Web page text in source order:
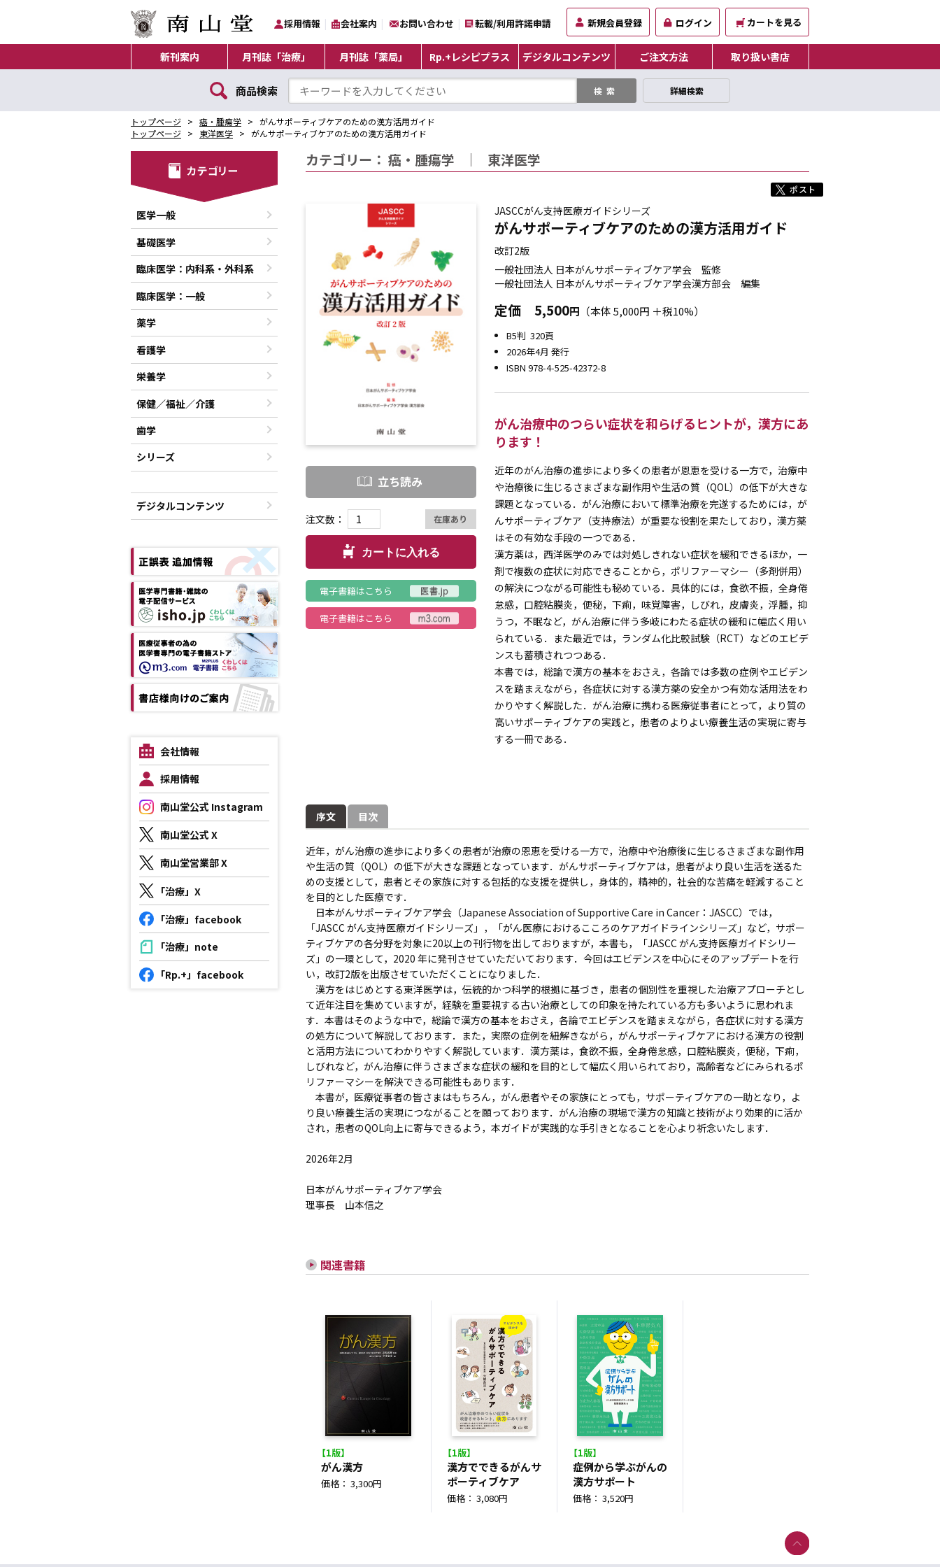
採用情報 会社案内 お問い合わせ 転載/利用許諾申請 新規会員登録 ログイン カートを見る
新刊案内 月刊誌「治療」 月刊誌「薬局」 Rp.+レシピプラス デジタルコンテンツ ご注文方法 取り扱い書店
商品検索 詳細検索
トップページ 癌・腫瘍学
がんサポーティブケアのための漢方活用ガイド
トップページ
東洋医学 がんサポーティブケアのための漢方活用ガイド
医学一般
基礎医学
臨床医学：内科系・外科系
臨床医学：一般
薬学
看護学
栄養学
保健／福祉／介護
歯学
シリーズ
デジタルコンテンツ
会社情報
採用情報
南山堂公式 Instagram
南山堂公式 X
南山堂営業部 X
「治療」X
「治療」facebook
「治療」note
「Rp.+」facebook
カテゴリー： 癌・腫瘍学 ｜ 東洋医学
立ち読み
注文数： 在庫あり
カートに入れる
電子書籍はこちら
電子書籍はこちら
JASCCがん支持医療ガイドシリーズ
がんサポーティブケアのための漢方活用ガイド
改訂2版
一般社団法人 日本がんサポーティブケア学会 監修
一般社団法人 日本がんサポーティブケア学会漢方部会 編集
定価 5,500円 （本体 5,000円 ＋税10%）
B5判 320頁
2026年4月 発行
ISBN 978-4-525-42372-8
がん治療中のつらい症状を和らげるヒントが，漢方にあ
ります！
近年のがん治療の進歩により多くの患者が恩恵を受ける一方で，治療中
や治療後に生じるさまざまな副作用や生活の質（QOL）の低下が大きな
課題となっている．がん治療において標準治療を完遂するためには，が
んサポーティブケア（支持療法）が重要な役割を果たしており，漢方薬
はその有効な手段の一つである．
漢方薬は，西洋医学のみでは対処しきれない症状を緩和できるほか，一
剤で複数の症状に対応できることから，ポリファーマシー（多剤併用）
の解決につながる可能性も秘めている．具体的には，食欲不振，全身倦
怠感，口腔粘膜炎，便秘，下痢，味覚障害，しびれ，皮膚炎，浮腫，抑
うつ，不眠など，がん治療に伴う多岐にわたる症状の緩和に幅広く用い
られている．また最近では，ランダム化比較試験（RCT）などのエビデ
ンスも蓄積されつつある．
本書では，総論で漢方の基本をおさえ，各論では多数の症例やエビデン
スを踏まえながら，各症状に対する漢方薬の安全かつ有効な活用法をわ
かりやすく解説した．がん治療に携わる医療従事者にとって，より質の
高いサポーティブケアの実践と，患者のよりよい療養生活の実現に寄与
する一冊である．
序文 目次
近年，がん治療の進歩により多くの患者が治療の恩恵を受ける一方で，治療中や治療後に生じるさまざまな副作用
や生活の質（QOL）の低下が大きな課題となっています．がんサポーティブケアは，患者がより良い生活を送るた
めの支援として，患者とその家族に対する包括的な支援を提供し，身体的，精神的，社会的な苦痛を軽減すること
を目的とした医療です．
日本がんサポーティブケア学会（Japanese Association of Supportive Care in Cancer：JASCC）では，
「JASCC がん支持医療ガイドシリーズ」，「がん医療におけるこころのケアガイドラインシリーズ」など，サポー
ティブケアの各分野を対象に20以上の刊行物を出しておりますが，本書も，「JASCC がん支持医療ガイドシリー
ズ」の一環として，2020 年に発刊させていただいております．今回はエビデンスを中心にそのアップデートを行
い，改訂2版を出版させていただくことになりました．
漢方をはじめとする東洋医学は，伝統的かつ科学的根拠に基づき，患者の個別性を重視した治療アプローチとし
て近年注目を集めていますが，経験を重要視する古い治療としての印象を持たれている方も多いように思われま
す．本書はそのような中で，総論で漢方の基本をおさえ，各論でエビデンスを踏まえながら，各症状に対する漢方
の処方について解説しております．また，実際の症例を紐解きながら，がんサポーティブケアにおける漢方の役割
と活用方法についてわかりやすく解説しています．漢方薬は，食欲不振，全身倦怠感，口腔粘膜炎，便秘，下痢，
しびれなど，がん治療に伴うさまざまな症状の緩和を目的として幅広く用いられており，高齢者などにみられるポ
リファーマシーを解決できる可能性もあります．
本書が，医療従事者の皆さまはもちろん，がん患者やその家族にとっても，サポーティブケアの一助となり，よ
り良い療養生活の実現につながることを願っております．がん治療の現場で漢方の知識と技術がより効果的に活か
され，患者のQOL向上に寄与できるよう，本ガイドが実践的な手引きとなることを心より祈念いたします．
2026年2月
日本がんサポーティブケア学会
理事長 山本信之
関連書籍
【1版】
がん漢方
価格： 3,300円
【1版】
漢方でできるがんサ
ポーティブケア
価格： 3,080円
【1版】
症例から学ぶがんの
漢方サポート
価格： 3,520円